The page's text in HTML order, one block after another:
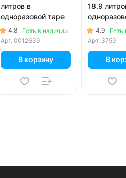
литров в
одноразовой таре
4.8
Есть в наличии
Арт. 0012639
В корзину
18.9
4.9
Есть
Арт. 3759
В